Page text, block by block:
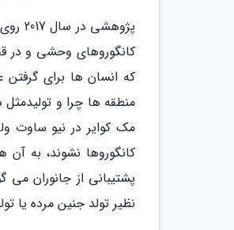
کانگوروهای وحشی و
که انسان ها برای
منطقه ها چرا و
مک کوایر در نیو ساوت
کانگوروها نشوند، به
پشتیبانی از جانوران می
نظیر تولد جنین مرده یا